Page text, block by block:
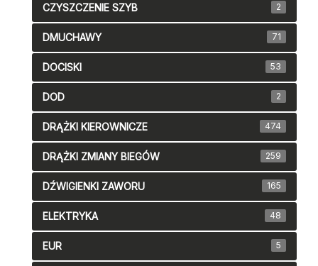
CZYSZCZENIE SZYB 2
DMUCHAWY 71
DOCISKI 53
DOD 2
DRĄŻKI KIEROWNICZE 474
DRĄŻKI ZMIANY BIEGÓW 259
DŹWIGIENKI ZAWORU 165
ELEKTRYKA 48
EUR 5